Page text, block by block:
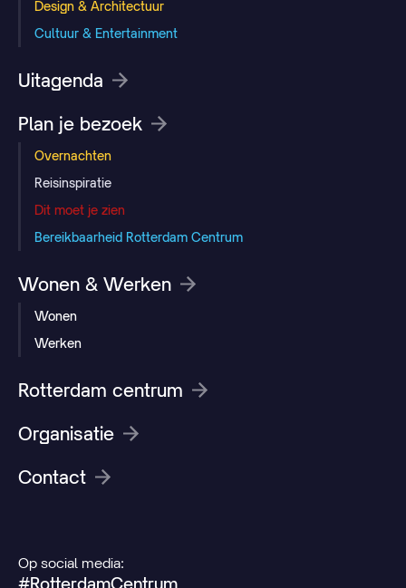
Design & Architectuur
Cultuur & Entertainment
Uitagenda
Plan je bezoek
Overnachten
Reisinspiratie
Dit moet je zien
Bereikbaarheid Rotterdam Centrum
Wonen & Werken
Wonen
Werken
Rotterdam centrum
Organisatie
Contact
Op social media:
#RotterdamCentrum